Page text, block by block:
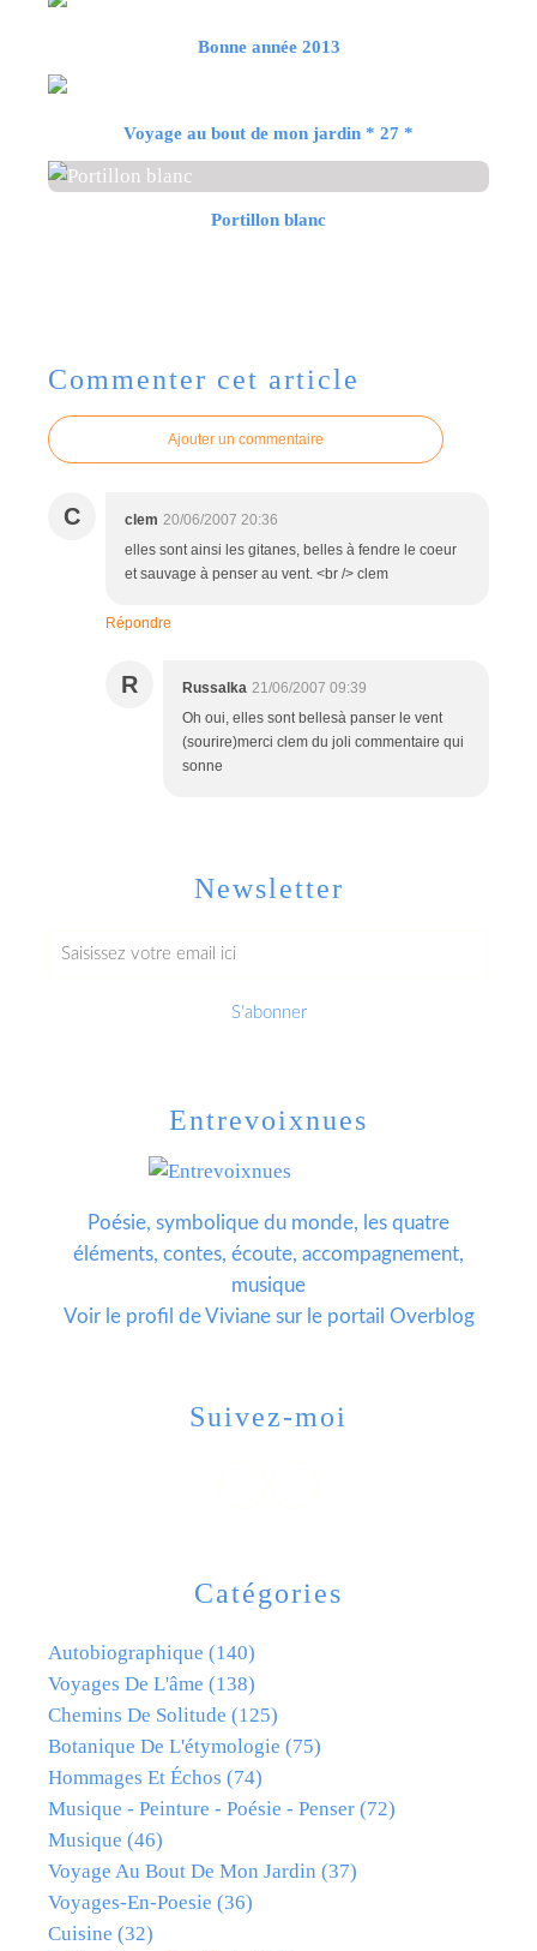
Bonne année 2013
Voyage au bout de mon jardin * 27 *
Portillon blanc
Commenter cet article
Ajouter un commentaire
C clem 20/06/2007 20:36
elles sont ainsi les gitanes, belles à fendre le coeur
et sauvage à penser au vent. <br /> clem
Répondre
R Russalka 21/06/2007 09:39
Oh oui, elles sont bellesà panser le vent
(sourire)merci clem du joli commentaire qui
sonne
Newsletter
Catégories
Autobiographique (140)
Voyages De L'âme (138)
Chemins De Solitude (125)
Botanique De L'étymologie (75)
Hommages Et Échos (74)
Musique - Peinture - Poésie - Penser (72)
Musique (46)
Voyage Au Bout De Mon Jardin (37)
Voyages-En-Poesie (36)
Cuisine (32)
Entrevoixnues
Poésie, symbolique du monde, les quatre
éléments, contes, écoute, accompagnement,
musique
Voir le profil deVivianesur le portail Overblog
Suivez-moi